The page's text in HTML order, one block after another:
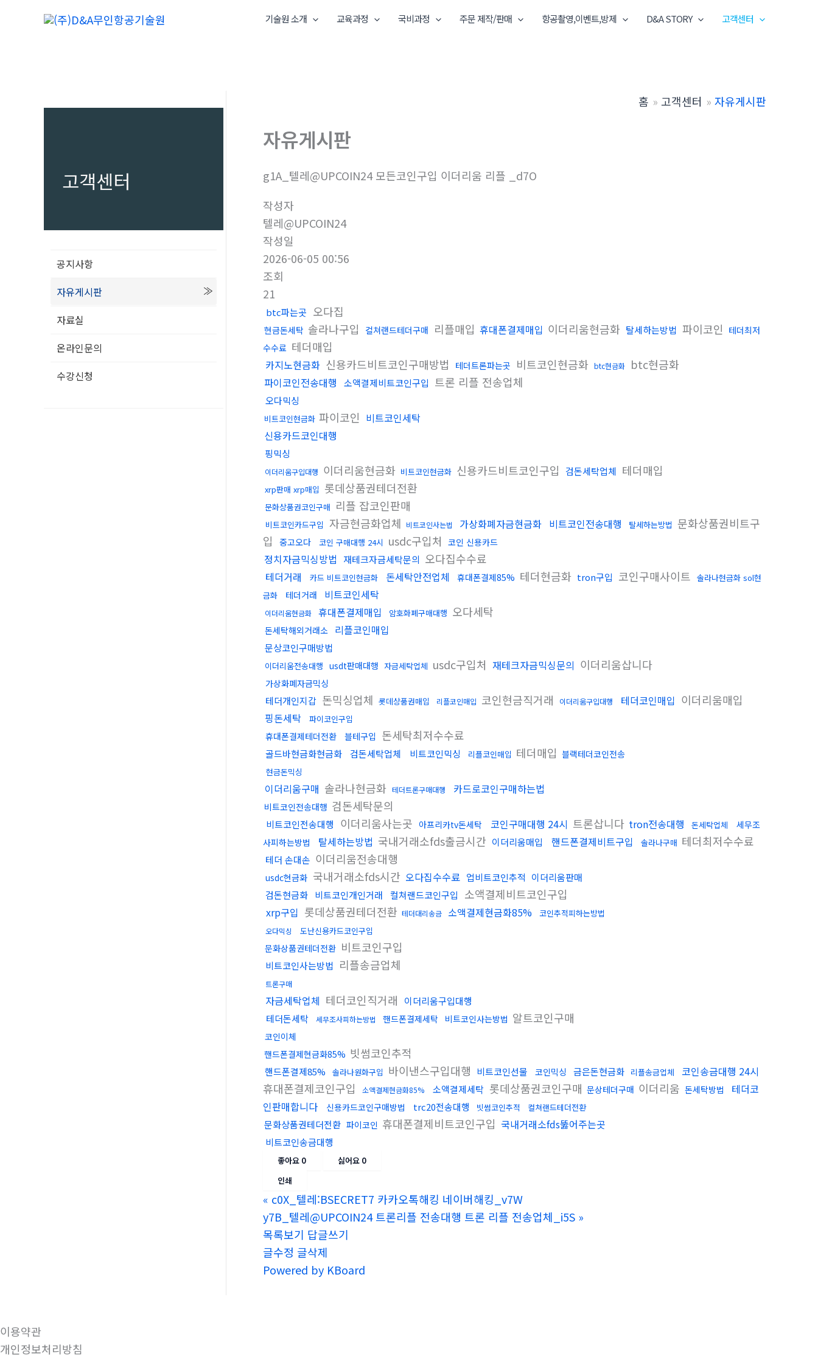
기술원 소개 교육과정 국비과정 주문 제작/판매 항공촬영,이벤트,방제 D&A STORY 고객센터
고객센터
공지사항
자유게시판
자료실
온라인문의
수강신청
홈 고객센터 자유게시판
자유게시판
g1A_텔레@UPCOIN24 모든코인구입 이더리움 리플 _d7O
작성자
텔레@UPCOIN24
작성일
2026-06-05 00:56
조회
21
btc파는곳 오다집
현금돈세탁 솔라나구입 컬쳐랜드테더구매 리플매입 휴대폰결제매입 이더리움현금화 탈세하는방법 파이코인 테더최저
수수료 테더매입
카지노현금화 신용카드비트코인구매방법 테더트론파는곳 비트코인현금화 btc현금화 btc현금화
파이코인전송대행 소액결제비트코인구입 트론 리플 전송업체
오다믹싱
비트코인현금화 파이코인 비트코인세탁
신용카드코인대행
핑믹싱
이더리움구입대행 이더리움현금화 비트코인현금화 신용카드비트코인구입 검돈세탁업체 테더매입
xrp판매 xrp매입 롯데상품권테더전환
문화상품권코인구매 리플 잡코인판매
비트코인카드구입 자금현금화업체 비트코인사는법 가상화폐자금현금화 비트코인전송대행 탈세하는방법 문화상품권비트구
입
중고오다 코인 구매대행 24시 usdc구입처 코인 신용카드
정치자금믹싱방법 재테크자금세탁문의 오다집수수료
테더거래 카드 비트코인현금화 돈세탁안전업체 휴대폰결제85% 테더현금화 tron구입 코인구매사이트 솔라나현금화 sol현
금화
테더거래 비트코인세탁
이더리움현금화 휴대폰결제매입 암호화폐구매대행 오다세탁
돈세탁해외거래소 리플코인매입
문상코인구매방법
이더리움전송대행 usdt판매대행 자금세탁업체 usdc구입처 재테크자금믹싱문의 이더리움삽니다
가상화폐자금믹싱
테더개인지갑 돈믹싱업체 롯데상품권매입 리플코인매입 코인현금직거래 이더리움구입대행 테더코인매입 이더리움매입
핑돈세탁 파이코인구입
휴대폰결제테더전환 블테구입 돈세탁최저수수료
골드바현금화현금화 검돈세탁업체 비트코인믹싱 리플코인매입 테더매입 블랙테더코인전송
현금돈믹싱
이더리움구매 솔라나현금화 테더트론구매대행 카드로코인구매하는법
비트코인전송대행 검돈세탁문의
비트코인전송대행 이더리움사는곳 아프리카tv돈세탁 코인구매대행 24시 트론삽니다 tron전송대행 돈세탁업체
세무조
사피하는방법
탈세하는방법 국내거래소fds출금시간 이더리움매입 핸드폰결제비트구입 솔라나구매 테더최저수수료
테더 손대손 이더리움전송대행
usdc현금화 국내거래소fds시간 오다집수수료 업비트코인추적 이더리움판매
검돈현금화 비트코인개인거래 컬쳐랜드코인구입 소액결제비트코인구입
xrp구입 롯데상품권테더전환 테더대리송금 소액결제현금화85% 코인추적피하는방법
오다믹싱 도난신용카드코인구입
문화상품권테더전환 비트코인구입
비트코인사는방법 리플송금업체
트론구매
자금세탁업체 테더코인직거래
이더리움구입대행
테더돈세탁
세무조사피하는방법 핸드폰결제세탁 비트코인사는방법 알트코인구매
코인이체
핸드폰결제현금화85% 빗썸코인추적
핸드폰결제85% 솔라나원화구입 바이낸스구입대행 비트코인선물 코인믹싱 금은돈현금화 리플송금업체 코인송금대행 24시
휴대폰결제코인구입 소액결제현금화85% 소액결제세탁 롯데상품권코인구매 문상테더구매 이더리움 돈세탁방법
테더코
인판매합니다
신용카드코인구매방법 trc20전송대행 빗썸코인추적 컬쳐랜드테더전환
문화상품권테더전환 파이코인 휴대폰결제비트코인구입 국내거래소fds뚫어주는곳
비트코인송금대행
좋아요 0 싫어요 0
인쇄
« c0X_텔레:BSECRET7 카카오톡해킹 네이버해킹_v7W
y7B_텔레@UPCOIN24 트론리플 전송대행 트론 리플 전송업체_i5S »
목록보기 답글쓰기
글수정 글삭제
Powered by KBoard
이용약관
개인정보처리방침